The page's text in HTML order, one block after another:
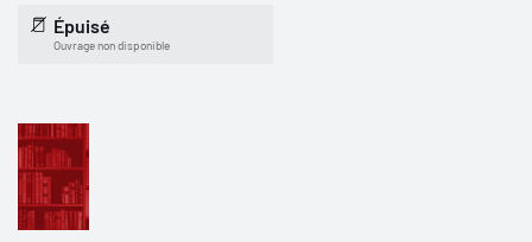
Épuisé
Ouvrage non disponible